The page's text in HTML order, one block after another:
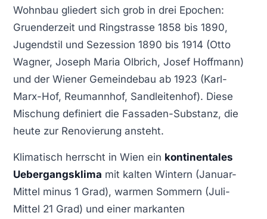
Wohnbau gliedert sich grob in drei Epochen:
Gruenderzeit und Ringstrasse 1858 bis 1890,
Jugendstil und Sezession 1890 bis 1914 (Otto
Wagner, Joseph Maria Olbrich, Josef Hoffmann)
und der Wiener Gemeindebau ab 1923 (Karl-
Marx-Hof, Reumannhof, Sandleitenhof). Diese
Mischung definiert die Fassaden-Substanz, die
heute zur Renovierung ansteht.
Klimatisch herrscht in Wien ein kontinentales
Uebergangsklima mit kalten Wintern (Januar-
Mittel minus 1 Grad), warmen Sommern (Juli-
Mittel 21 Grad) und einer markanten